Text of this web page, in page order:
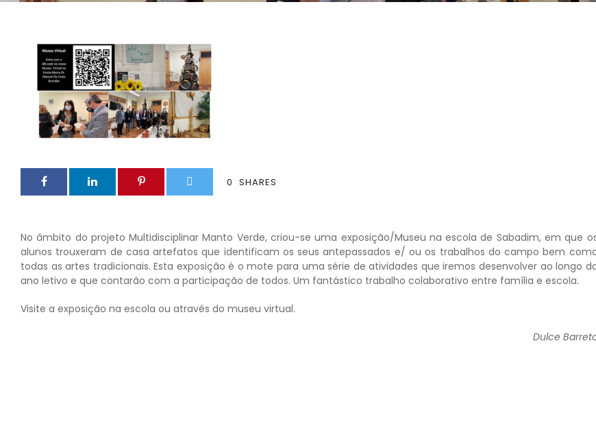
0 SHARES
No âmbito do projeto Multidisciplinar Manto Verde, criou-se uma exposição/Museu na escola de Sabadim, em que
alunos trouxeram de casa artefatos que identificam os seus antepassados e/ ou os trabalhos do campo bem
todas as artes tradicionais. Esta exposição é o mote para uma série de atividades que iremos desenvolver ao longo
ano letivo e que contarão com a participação de todos. Um fantástico trabalho colaborativo entre família e escola.
Visite a exposição na escola ou através do museu virtual.
Dulce